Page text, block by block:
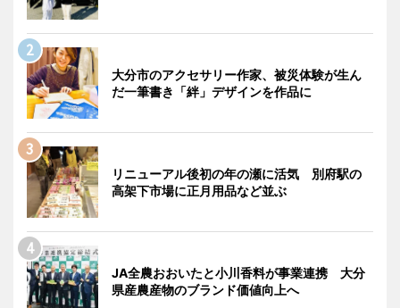
大分市のアクセサリー作家、被災体験が生ん
だ一筆書き「絆」デザインを作品に
リニューアル後初の年の瀬に活気 別府駅の
高架下市場に正月用品など並ぶ
JA全農おおいたと小川香料が事業連携 大分
県産農産物のブランド価値向上へ